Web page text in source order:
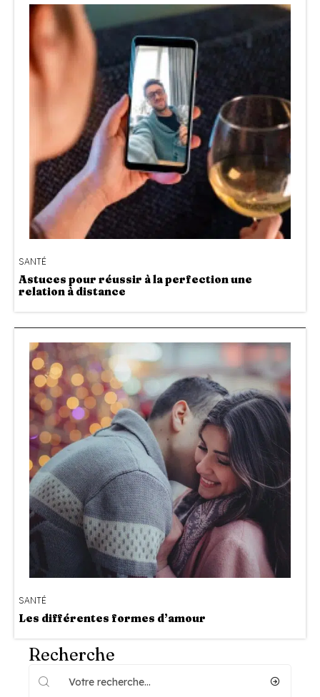
SANTÉ
Astuces pour réussir à la perfection une
relation à distance
SANTÉ
Les différentes formes d’amour
Recherche